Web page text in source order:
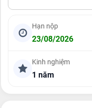
Hạn nộp
23/08/2026
Kinh nghiệm
1 năm